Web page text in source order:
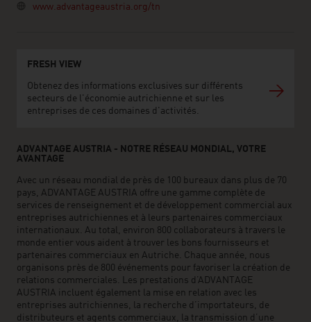
www.advantageaustria.org/tn
FRESH VIEW
Obtenez des informations exclusives sur différents
secteurs de l'économie autrichienne et sur les
entreprises de ces domaines d'activités.
ADVANTAGE AUSTRIA - NOTRE RÉSEAU MONDIAL, VOTRE
AVANTAGE
Avec un réseau mondial de près de 100 bureaux dans plus de 70
pays, ADVANTAGE AUSTRIA offre une gamme complète de
services de renseignement et de développement commercial aux
entreprises autrichiennes et à leurs partenaires commerciaux
internationaux. Au total, environ 800 collaborateurs à travers le
monde entier vous aident à trouver les bons fournisseurs et
partenaires commerciaux en Autriche. Chaque année, nous
organisons près de 800 événements pour favoriser la création de
relations commerciales. Les prestations d’ADVANTAGE
AUSTRIA incluent également la mise en relation avec les
entreprises autrichiennes, la recherche d’importateurs, de
distributeurs et agents commerciaux, la transmission d’une